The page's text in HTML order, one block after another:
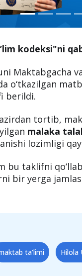
kodeksi"ni
Maktabgacha
o‘tkazilgan
berildi.
tortib,
malaka
lozimligi
bu taklifni
bir yerga
ta’limi Hilola